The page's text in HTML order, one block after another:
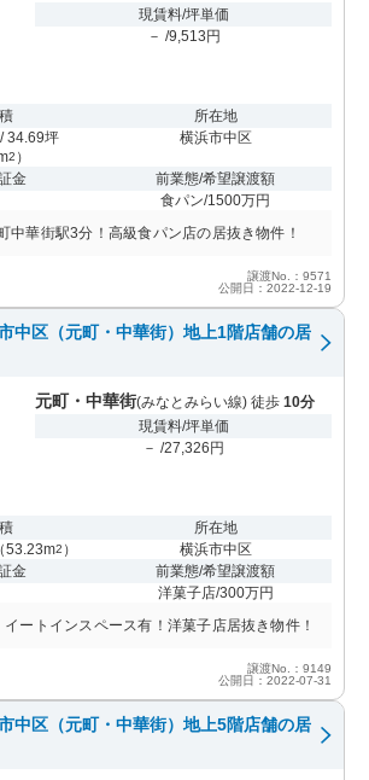
現賃料/坪単価
－ /9,513円
34.69坪
2 ）
所在地
横浜市中区
金
前業態/希望譲渡額
食パン/1500万円
中華街駅3分！高級食パン店の居抜き物件！
譲渡No.：9571
公開日：2022-12-19
中区（元町・中華街）地上1階店舗の居
元町・中華街(みなとみらい線) 徒歩 10分
現賃料/坪単価
－ /27,326円
53.23m2 ）
所在地
横浜市中区
金
前業態/希望譲渡額
洋菓子店/300万円
ートインスペース有！洋菓子店居抜き物件！
譲渡No.：9149
公開日：2022-07-31
中区（元町・中華街）地上5階店舗の居